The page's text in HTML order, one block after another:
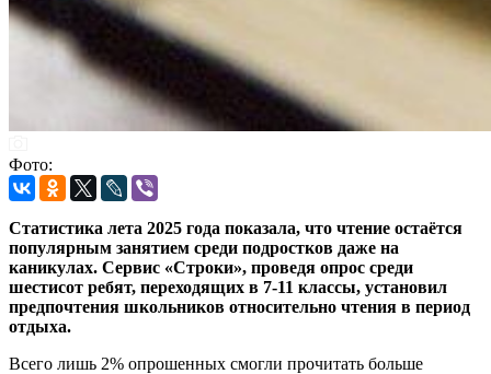
Фото:
Статистика лета 2025 года показала, что чтение остаётся
популярным занятием среди подростков даже на
каникулах. Сервис «Строки», проведя опрос среди
шестисот ребят, переходящих в 7-11 классы, установил
предпочтения школьников относительно чтения в период
отдыха.
Всего лишь 2% опрошенных смогли прочитать больше